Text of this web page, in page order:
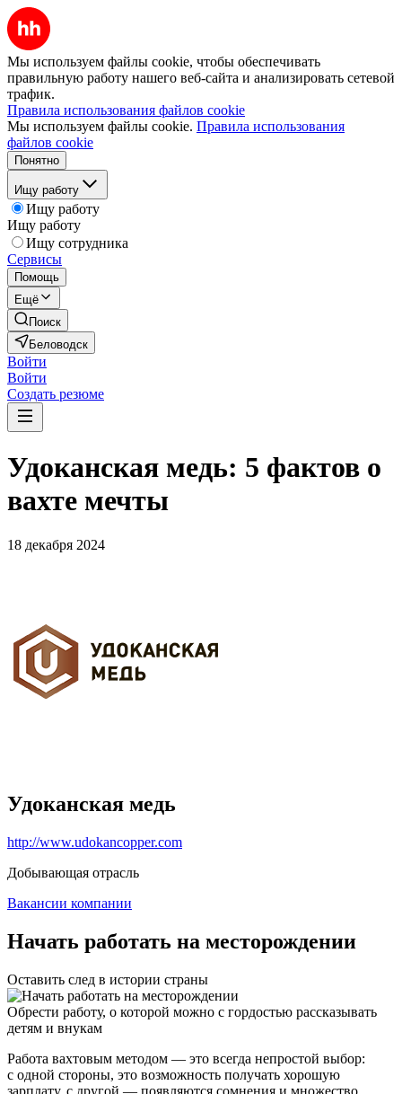
Мы используем файлы cookie, чтобы обеспечивать
правильную работу нашего веб-сайта и анализировать сетевой
трафик.
Правила использования файлов cookie
Мы используем файлы cookie. Правила использования
файлов cookie
Понятно
Ищу работу
Ищу работу
Ищу работу
Ищу сотрудника
Сервисы
Помощь
Ещё
Поиск
Беловодск
Войти
Войти
Создать резюме
Удоканская медь: 5 фактов о
вахте мечты
18 декабря 2024
Удоканская медь
http://www.udokancopper.com
Добывающая отрасль
Вакансии компании
Начать работать на месторождении
Оставить след в истории страны
Обрести работу, о которой можно с гордостью рассказывать
детям и внукам
Работа вахтовым методом — это всегда непростой выбор:
с одной стороны, это возможность получать хорошую
зарплату, с другой — появляются сомнения и множество